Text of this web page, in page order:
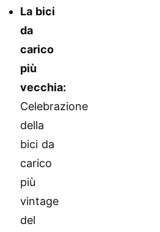
La bici
da
carico
più
vecchia:
Celebrazione
della
bici da
carico
più
vintage
del